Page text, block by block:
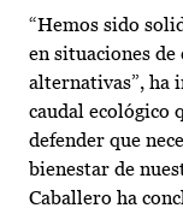
“Hemos sido
en situaciones
alternativas”, ha
caudal ecológico
defender que
bienestar de
Caballero ha